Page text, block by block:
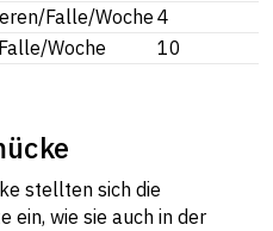
Falle/Woche 4
Woche
10
stellten sich die
ein, wie sie auch in der